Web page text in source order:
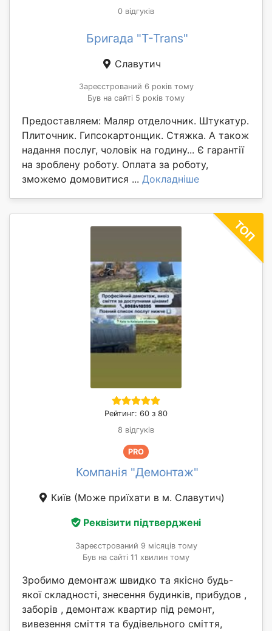
0 відгуків
Бригада "T-Trans"
Славутич
Зареєстрований 6 років тому
Був на сайті 5 років тому
Предоставляем: Маляр отделочник. Штукатур.
Плиточник. Гипсокартонщик. Стяжка. А також
надання послуг, чоловік на годину... Є гарантії
на зроблену роботу. Оплата за роботу,
зможемо домовитися ... Докладніше
Рейтинг: 60 з 80
8 відгуків
PRO
Компанія "Демонтаж"
Київ (Може приїхати в м. Славутич)
Реквізити підтверджені
Зареєстрований 9 місяців тому
Був на сайті 11 хвилин тому
Зробимо демонтаж швидко та якісно будь-
якої складності, знесення будинків, прибудов ,
заборів , демонтаж квартир під ремонт,
вивезення сміття та будівельного сміття,